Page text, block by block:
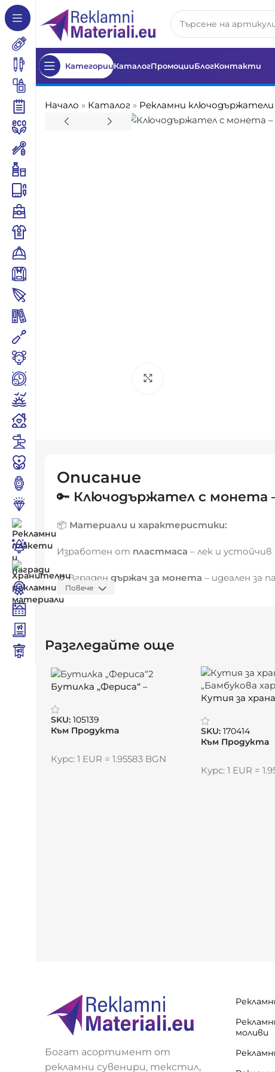
КатегорииКаталогПромоцииБлогКонтакти
Начало » Каталог » Рекламни ключодържатели
Описание
🔑 Ключодържател с монета –
📦 Материали и характеристики:
Изработен от пластмаса – лек и
🪙 Вграден държач за монета – идеален за
🔗 Метален пръстен – за лесно прикрепяне
Артикул:
Вложка:15 x 15 мм
Рекламни кампании и събития
Брандирани подаръци с практическа
Повече
Разгледайте още
Бутилка „Фериса“ –
текстилна душа
SKU: 105139
Към Продукта
Курс: 1 EUR = 1.95583 BGN
Кутия за
SKU: 170414
Към Продукта
Курс: 1 EUR =
Богат асортимент от
рекламни сувенири, текстил,
моливи